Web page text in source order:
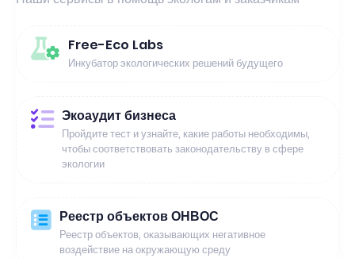
Free-Eco Labs
Инкубатор экологических решений будущего
Экоаудит бизнеса
Пройдите тест и узнайте, какие работы необходимы,
чтобы соответствовать законодательству в сфере
экологии
Реестр объектов ОНВОС
Реестр объектов, оказывающих негативное
воздействие на окружающую среду